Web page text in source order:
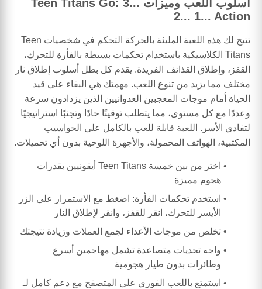
أسلوب اللعب وميزات Teen Titans Go: 3...
2... 1... Action
تتيح لك هذه اللعبة المليئة بالحركة التحكم في شخصيات Teen
Titans الكلاسيكية باستخدام تحكمات بسيطة بالفأرة للتحرك،
القفز، وإطلاق القذائف الفريدة. يقدم كل بطل أسلوب إطلاق نار
مختلف مما يزيد من تنوع اللعب. مهمتك هي البقاء على قيد
الحياة أمام موجات المعجبين العدوانيين الذين يزدادون سرعة
وعددًا مع كل مستوى، مما يتطلب توقيتًا حادًا وتجنبًا استراتيجيًا
لتفادي الأسر. اللعبة قابلة للعب بالكامل على الحواسيب
المكتبية، الهواتف المحمولة، والأجهزة اللوحية بدون أي تحميلات.
اختر من بين خمسة Teen Titans أيقونيين بقدرات
هجوم مميزة
استخدم تحكمات الفأرة: اضغط مع الاستمرار على الزر
الأيسر للتحرك، انقر للقفز، وانقر لإطلاق النار
تخلص من موجات الأعداء لجمع العملات وزيادة نتيجتك
واجه تحديات متصاعدة تشمل مهاجمين أسرع
وطائرات بدون طيار هجومية
استمتع باللعب الفوري على المتصفح مع دعم كامل لـ